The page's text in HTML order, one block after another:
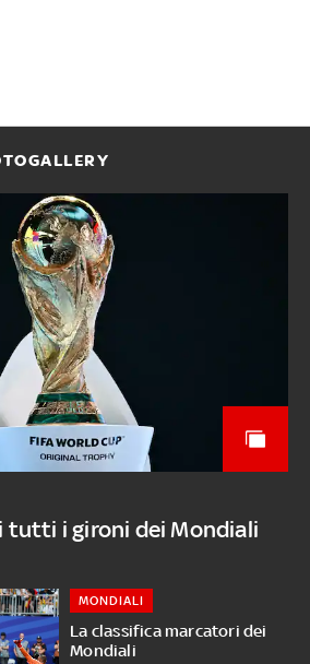
tutti i gironi dei Mondiali
La classifica marcatori dei
Mondiali
MONDIALI